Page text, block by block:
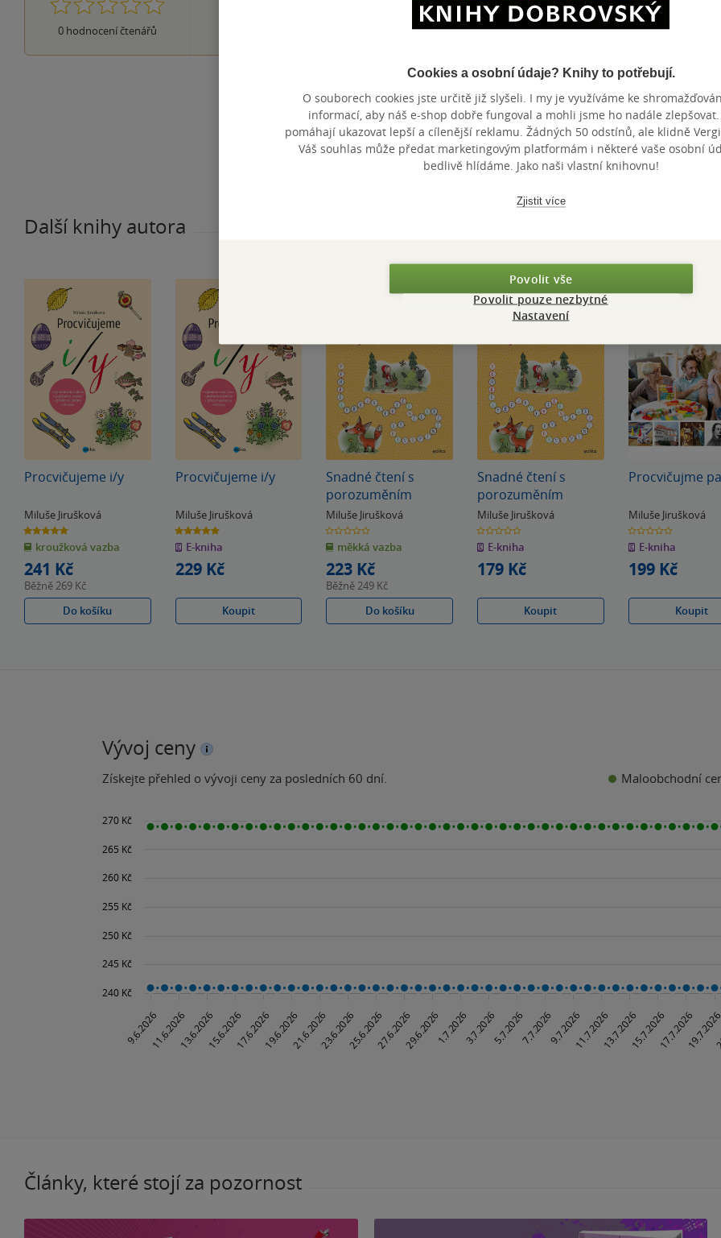
0 hodnocení čtenářů
Přidat hodnocení
Další knihy autora
Procvičujeme i/y
Miluše Jirušková
5.0
z
5
hvězdiček
kroužková vazba
241 Kč
Běžně269 Kč
Do košíku
Procvičujeme i/y
Miluše Jirušková
5.0
z
5
hvězdiček
E-kniha
229 Kč
Koupit
Snadné čtení s
porozuměním
Miluše Jirušková
0.0
z
5
hvězdiček
měkká vazba
223 Kč
Běžně249 Kč
Do košíku
Snadné čtení s
porozuměním
Miluše Jirušková
0.0
z
5
hvězdiček
E-kniha
179 Kč
Koupit
Procvičujme
Miluše Jirušková
0.0
z
5
hvězdiček
E-kniha
199 Kč
Koupit
Vývoj ceny
Získejte přehled o vývoji ceny za posledních 60 dní. Maloobchodní
Články, které stojí za pozornost
Cookies a osobní údaje? Knihy to potřebují.
O souborech cookies jste určitě již slyšeli. I my je využíváme ke
informací, aby náš e-shop dobře fungoval a mohli jsme ho nadále zlepšovat.
pomáhají ukazovat lepší a cílenější reklamu. Žádných 50 odstínů, ale klidně
Váš souhlas může předat marketingovým platformám i některé vaše osobní
bedlivě hlídáme. Jako naši vlastní knihovnu!
Zjistit více
Povolit vše
Povolit pouze nezbytné
Nastavení